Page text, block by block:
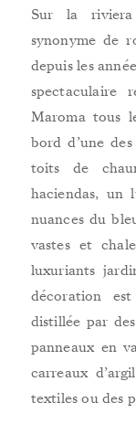
Sur la riviera
synonyme de
depuis les
spectaculaire
Maroma tous
bord d’une
toits de
haciendas, un
nuances du
vastes et
luxuriants
décoration
distillée par
panneaux en
carreaux
textiles ou des